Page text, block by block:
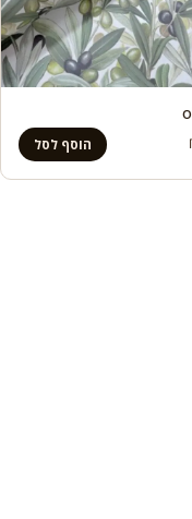
הוסף לסל